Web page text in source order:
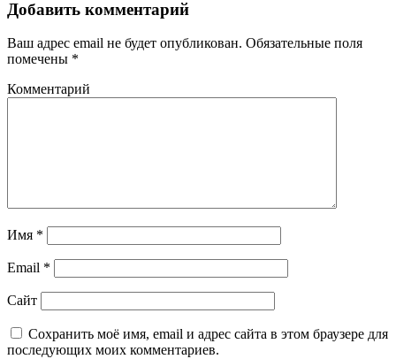
Добавить комментарий
Ваш адрес email не будет опубликован. Обязательные поля
помечены *
Комментарий
Имя *
Email *
Сайт
Сохранить моё имя, email и адрес сайта в этом браузере для
последующих моих комментариев.